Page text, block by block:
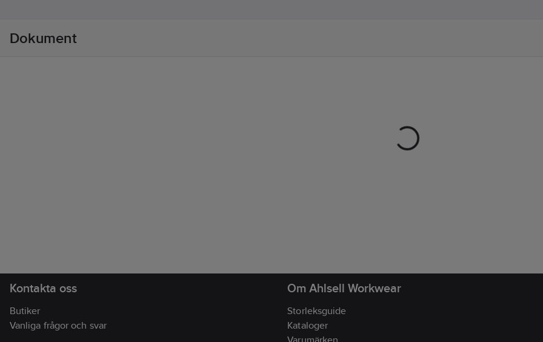
Dokument
Kontakta oss
Butiker
Vanliga frågor och svar
Om Ahlsell Workwear
Storleksguide
Kataloger